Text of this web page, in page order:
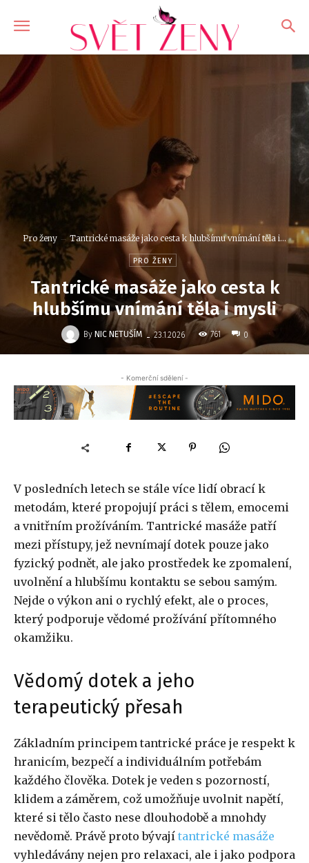
Pro ženy Tantrické masáže jako cesta k hlubšímu vnímání těla i...
PRO ŽENY
Tantrické masáže jako cesta k
hlubšímu vnímání těla i mysli
By NIC NETUŠÍM - 23.1.2026 761 0
- Komerční sdělení -
V posledních letech se stále více lidí obrací k
metodám, které propojují práci s tělem, emocemi
a vnitřním prožíváním. Tantrické masáže patří
mezi přístupy, jež nevnímají dotek pouze jako
fyzický podnět, ale jako prostředek ke zpomalení,
uvolnění a hlubšímu kontaktu se sebou samým.
Nejde o výkon ani o rychlý efekt, ale o proces,
který podporuje vědomé prožívání přítomného
okamžiku.
Vědomý dotek a jeho
terapeutický přesah
Základním principem tantrické práce je respekt k
hranicím, bezpečí a individuálním potřebám
každého člověka. Dotek je veden s pozorností,
klidem a záměrem, což umožňuje uvolnit napětí,
které si tělo často nese dlouhodobě a mnohdy
nevědomě. Právě proto bývají tantrické masáže
vyhledávány nejen pro relaxaci, ale i jako podpora